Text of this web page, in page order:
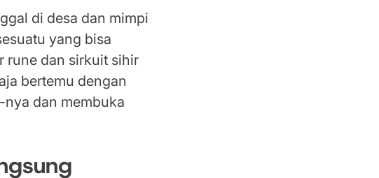
di desa dan mimpi
yang bisa
rune dan sirkuit sihir
bertemu dengan
dan membuka